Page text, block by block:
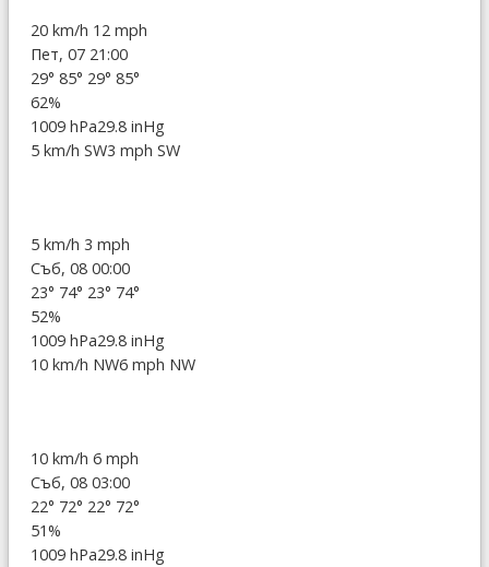
20 km/h 12 mph
Пет, 07 21:00
29° 85° 29° 85°
62%
1009 hPa29.8 inHg
5 km/h SW3 mph SW
5 km/h 3 mph
Съб, 08 00:00
23° 74° 23° 74°
52%
1009 hPa29.8 inHg
10 km/h NW6 mph NW
10 km/h 6 mph
Съб, 08 03:00
22° 72° 22° 72°
51%
1009 hPa29.8 inHg